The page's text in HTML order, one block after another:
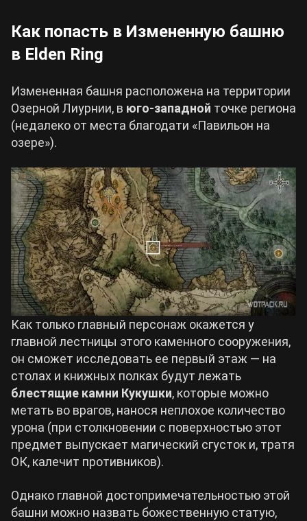
Как попасть в Измененную башню
в Elden Ring
Измененная башня расположена на территории
Озерной Лиурнии, в юго-западной точке региона
(недалеко от места благодати «Павильон на
озере»).
Как только главный персонаж окажется у
главной лестницы этого каменного сооружения,
он сможет исследовать ее первый этаж — на
столах и книжных полках будут лежать
блестящие камни Кукушки, которые можно
метать во врагов, нанося неплохое количество
урона (при столкновении с поверхностью этот
предмет выпускает магический сгусток и, тратя
ОК, калечит противников).
Однако главной достопримечательностью этой
башни можно назвать божественную статую,